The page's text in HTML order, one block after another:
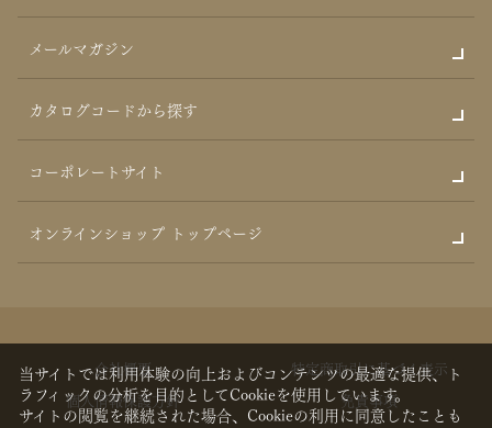
メールマガジン
カタログコードから探す
コーポレートサイト
オンラインショップ トップページ
会社概要
特定商取引に基づく表示
個人情報保護方針
免責事項
当サイトでは利用体験の向上およびコンテンツの最適な提供、ト
ラフィックの分析を目的としてCookieを使用しています。
サイトの閲覧を継続された場合、Cookieの利用に同意したことも